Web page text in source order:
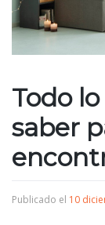
Todo
saber
Publicado el 10